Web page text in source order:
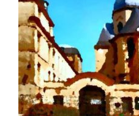
AJOUTER AU PANIER /